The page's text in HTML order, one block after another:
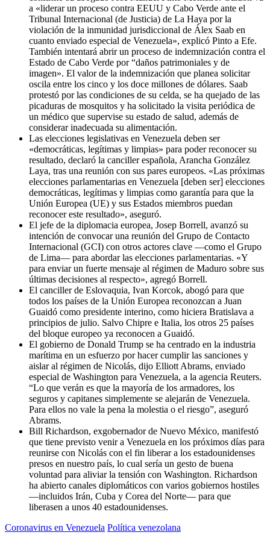
a «liderar un proceso contra EEUU y Cabo Verde ante el
Tribunal Internacional (de Justicia) de La Haya por la
violación de la inmunidad jurisdiccional de Álex Saab en
cuanto enviado especial de Venezuela», explicó Pinto a Efe.
También intentará abrir un proceso de indemnización contra el
Estado de Cabo Verde por “daños patrimoniales y de
imagen». El valor de la indemnización que planea solicitar
oscila entre los cinco y los doce millones de dólares. Saab
protestó por las condiciones de su celda, se ha quejado de las
picaduras de mosquitos y ha solicitado la visita periódica de
un médico que supervise su estado de salud, además de
considerar inadecuada su alimentación.
Las elecciones legislativas en Venezuela deben ser
«democráticas, legítimas y limpias» para poder reconocer su
resultado, declaró la canciller española, Arancha González
Laya, tras una reunión con sus pares europeos. «Las próximas
elecciones parlamentarias en Venezuela [deben ser] elecciones
democráticas, legítimas y limpias como garantía para que la
Unión Europea (UE) y sus Estados miembros puedan
reconocer este resultado», aseguró.
El jefe de la diplomacia europea, Josep Borrell, avanzó su
intención de convocar una reunión del Grupo de Contacto
Internacional (GCI) con otros actores clave —como el Grupo
de Lima— para abordar las elecciones parlamentarias. «Y
para enviar un fuerte mensaje al régimen de Maduro sobre sus
últimas decisiones al respecto», agregó Borrell.
El canciller de Eslovaquia, Ivan Korcok, abogó para que
todos los países de la Unión Europea reconozcan a Juan
Guaidó como presidente interino, como hiciera Bratislava a
principios de julio. Salvo Chipre e Italia, los otros 25 países
del bloque europeo ya reconocen a Guaidó.
El gobierno de Donald Trump se ha centrado en la industria
marítima en un esfuerzo por hacer cumplir las sanciones y
aislar al régimen de Nicolás, dijo Elliott Abrams, enviado
especial de Washington para Venezuela, a la agencia Reuters.
“Lo que verán es que la mayoría de los armadores, los
seguros y capitanes simplemente se alejarán de Venezuela.
Para ellos no vale la pena la molestia o el riesgo”, aseguró
Abrams.
Bill Richardson, exgobernador de Nuevo México, manifestó
que tiene previsto venir a Venezuela en los próximos días para
reunirse con Nicolás con el fin liberar a los estadounidenses
presos en nuestro país, lo cual sería un gesto de buena
voluntad para aliviar la tensión con Washington. Richardson
ha abierto canales diplomáticos con varios gobiernos hostiles
—incluidos Irán, Cuba y Corea del Norte— para que
liberasen a unos 40 estadounidenses.
Coronavirus en Venezuela Política venezolana